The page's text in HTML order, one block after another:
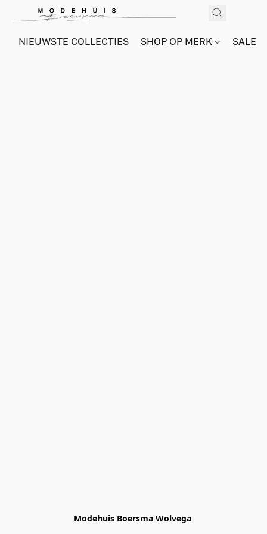
NIEUWSTE COLLECTIES SHOP OP MERK SALE
Modehuis Boersma Wolvega